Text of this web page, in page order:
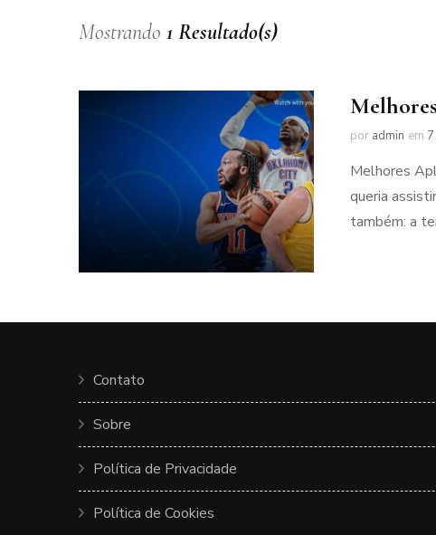
Mostrando 1 Resultado(s)
por admin em
Melhores
queria
também: a
Contato
Sobre
Política de Privacidade
Política de Cookies